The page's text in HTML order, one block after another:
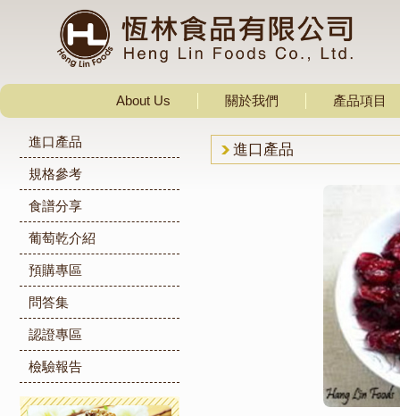
About Us 關於我們 產品項目
進口產品
規格參考
食譜分享
葡萄乾介紹
預購專區
問答集
認證專區
檢驗報告
進口產品